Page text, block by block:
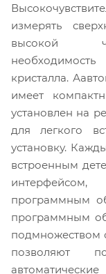
измерять
высокой
кристалла.
имеет
установлен на
для легкого
установку.
встроенным
программным
программным
подмножеством
позволяют